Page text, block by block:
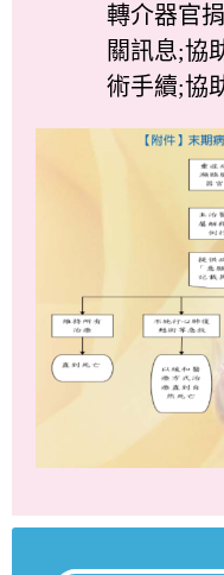
轉介器官
關訊息;協
術手續;協